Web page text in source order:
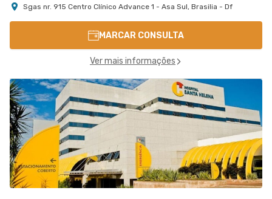
Sgas nr. 915 Centro Clínico Advance 1 - Asa Sul, Brasilia - Df
MARCAR CONSULTA
Ver mais informações